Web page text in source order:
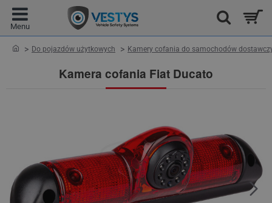
Kamera cofania Fiat Ducato
homeDo pojazdów użytkowych Kamery cofania do samochodów